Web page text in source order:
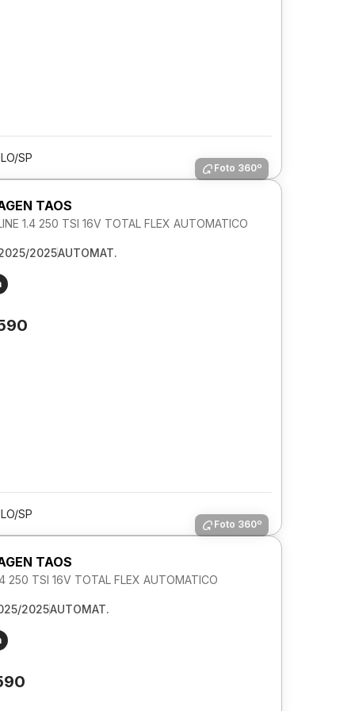
SP
Foto 360º
TAOS
1.4 250 TSI 16V TOTAL FLEX AUTOMATICO
2025AUTOMAT.
SP
Foto 360º
TAOS
250 TSI 16V TOTAL FLEX AUTOMATICO
2025AUTOMAT.